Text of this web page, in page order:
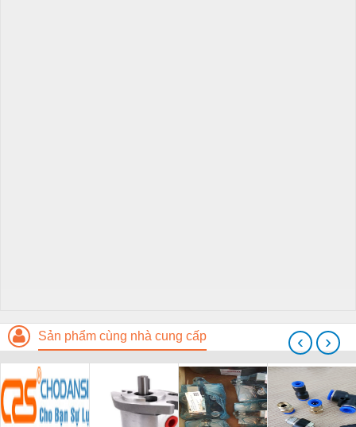
Sản phẩm cùng nhà cung cấp ‹ ›